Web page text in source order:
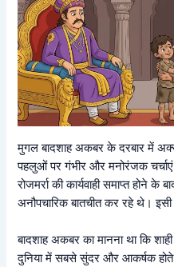
मुगल बादशाह अकबर के दरबार में
पहलुओं पर गंभीर और मनोरंजक चर्चाएं
रोजमर्रा की कार्यवाही समाप्त होने
अनौपचारिक बातचीत कर रहे थे। इसी
बादशाह अकबर का मानना था कि
दुनिया में सबसे सुंदर और आकर्षक होते